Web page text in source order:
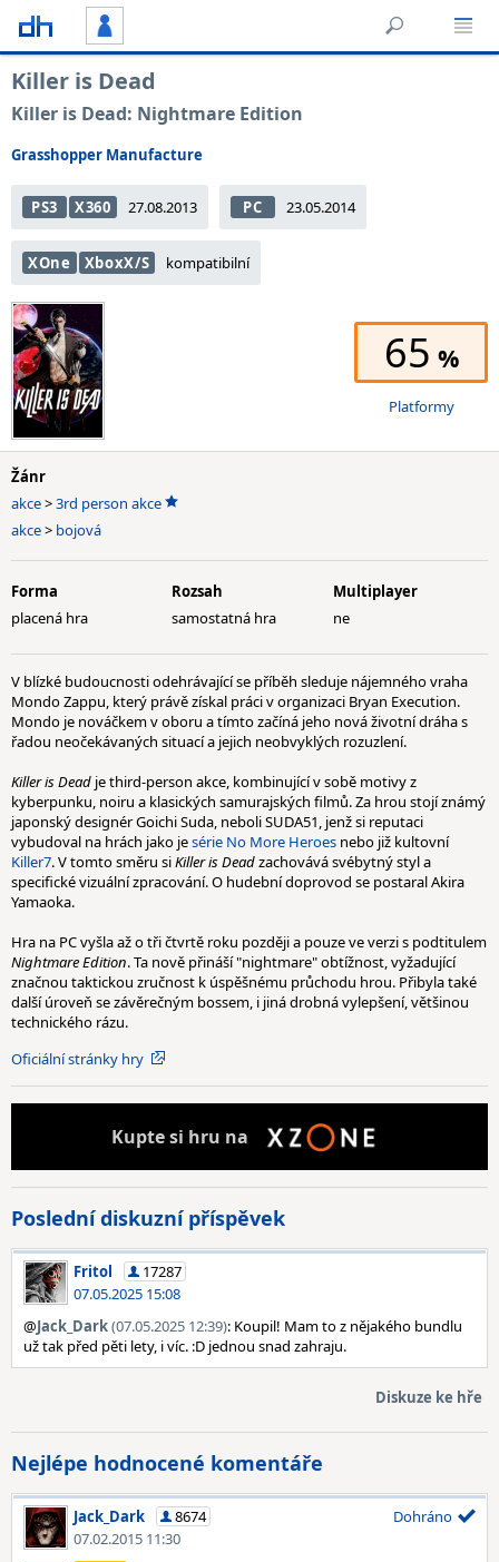
Killer is Dead
Killer is Dead: Nightmare Edition
Grasshopper Manufacture
PS3 X360 27.08.2013 PC 23.05.2014
XOne XboxX/S kompatibilní
65
Platformy
Žánr
akce>3rd person akce
akce> bojová
Forma
placená hra
Rozsah
samostatná hra
Multiplayer
ne
V blízké budoucnosti odehrávající se příběh sleduje nájemného vraha
Mondo Zappu, který právě získal práci v organizaci Bryan Execution.
Mondo je nováčkem v oboru a tímto začíná jeho nová životní dráha s
řadou neočekávaných situací a jejich neobvyklých rozuzlení.
Killer is Dead je third-person akce, kombinující v sobě motivy z
kyberpunku, noiru a klasických samurajských filmů. Za hrou stojí známý
japonský designér Goichi Suda, neboli SUDA51, jenž si reputaci
vybudoval na hrách jako jesérie No More Heroes nebo již kultovní
Killer7. V tomto směru siKiller is Deadzachovává svébytný styl a
specifické vizuální zpracování. O hudební doprovod se postaral Akira
Yamaoka.
Hra na PC vyšla až o tři čtvrtě roku později a pouze ve verzi s podtitulem
Nightmare Edition. Ta nově přináší "nightmare" obtížnost, vyžadující
značnou taktickou zručnost k úspěšnému průchodu hrou. Přibyla také
další úroveň se závěrečným bossem, i jiná drobná vylepšení, většinou
technického rázu.
Oficiální stránky hry
Kuptesi hru na
Poslední diskuzní příspěvek
Fritol
17287
07.05.2025 15:08
@Jack_Dark(07.05.2025 12:39): Koupil! Mam to z nějakého bundlu
už tak před pěti lety, i víc. :D jednou snad zahraju.
Diskuze ke hře
Nejlépe hodnocené komentáře
Jack_Dark
8674
07.02.2015 11:30
Dohráno